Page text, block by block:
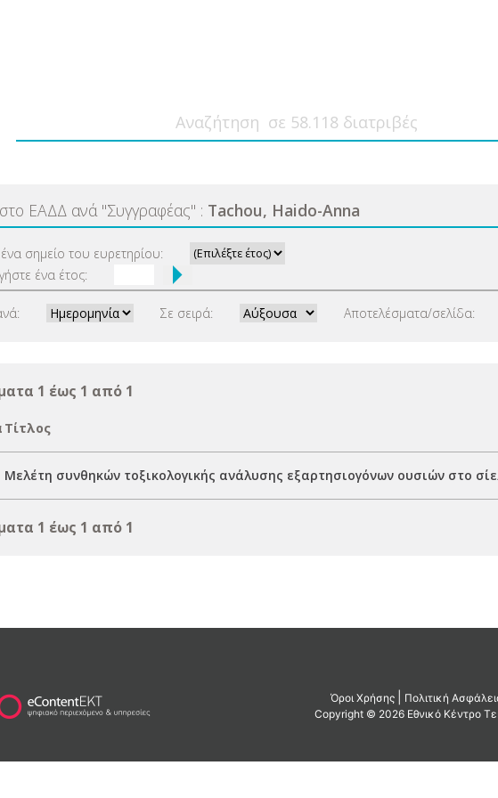
ΕΑΔΔ ανά "Συγγραφέας" : Tachou, Haido-Anna
σημείο του ευρετηρίου:
ένα έτος:
Σε σειρά: Αποτελέσματα/σελίδα:
1 έως 1 από 1
Τίτλος
Μελέτη συνθηκών τοξικολογικής ανάλυσης εξαρτησιογόνων ουσιών στο
1 έως 1 από 1